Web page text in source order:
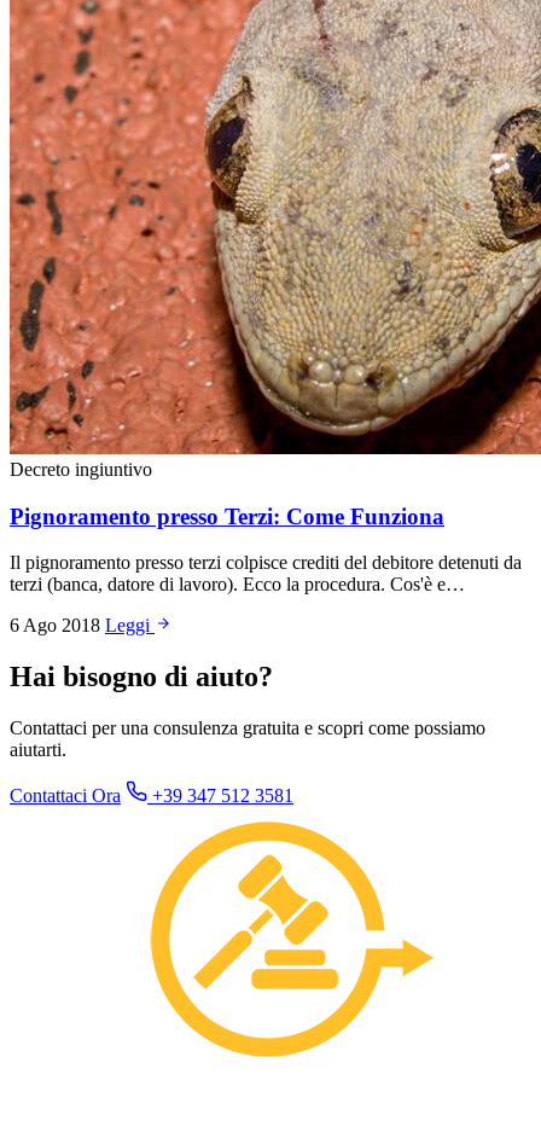
Decreto ingiuntivo
Pignoramento presso Terzi: Come Funziona
Il pignoramento presso terzi colpisce crediti del debitore detenuti da
terzi (banca, datore di lavoro). Ecco la procedura. Cos'è e…
6 Ago 2018 Leggi
Hai bisogno di aiuto?
Contattaci per una consulenza gratuita e scopri come possiamo
aiutarti.
Contattaci Ora +39 347 512 3581